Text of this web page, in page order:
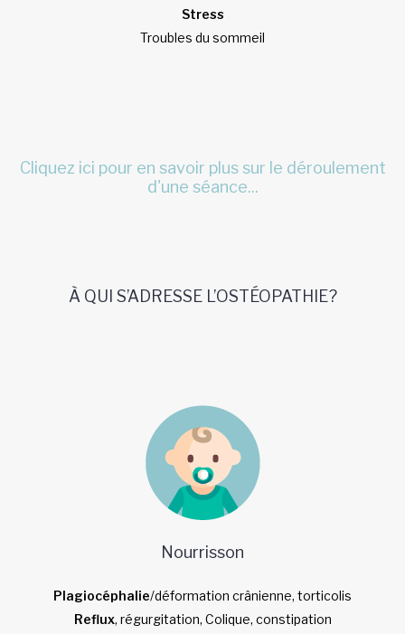
Stress
Troubles du sommeil
Cliquez ici pour en savoir plus sur le déroulement
d'une séance...
À QUI S’ADRESSE L’OSTÉOPATHIE?
Nourrisson
Plagiocéphalie/déformation crânienne, torticolis
Reflux, régurgitation, Colique, constipation